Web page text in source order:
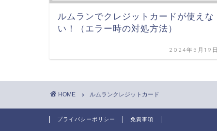
ルムランでクレジットカードが使えな
い！（エラー時の対処方法）
2024年5月19
HOME ルムランクレジットカード
プライバシーポリシー 免責事項